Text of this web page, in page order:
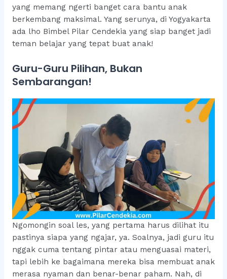
yang memang ngerti banget cara bantu anak
berkembang maksimal. Yang serunya, di Yogyakarta
ada lho Bimbel Pilar Cendekia yang siap banget jadi
teman belajar yang tepat buat anak!
Guru-Guru Pilihan, Bukan
Sembarangan!
Ngomongin soal les, yang pertama harus dilihat itu
pastinya siapa yang ngajar, ya. Soalnya, jadi guru itu
nggak cuma tentang pintar atau menguasai materi,
tapi lebih ke bagaimana mereka bisa membuat anak
merasa nyaman dan benar-benar paham. Nah, di